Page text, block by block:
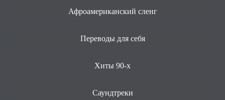
Афроамериканский сленг
Переводы для себя
Хиты 90-х
Саундтреки